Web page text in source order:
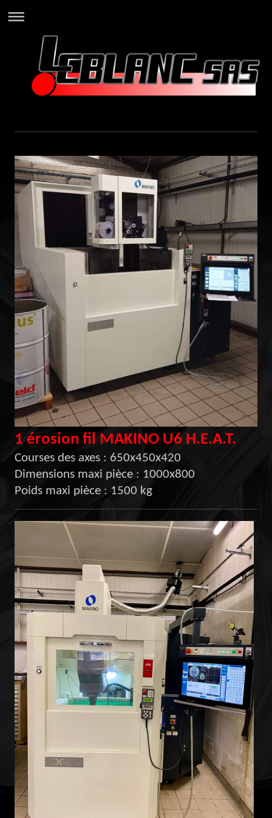
1 érosion fil MAKINO U6 H.E.A.T.
Courses des axes : 650x450x420
Dimensions maxi pièce : 1000x800
Poids maxi pièce : 1500 kg